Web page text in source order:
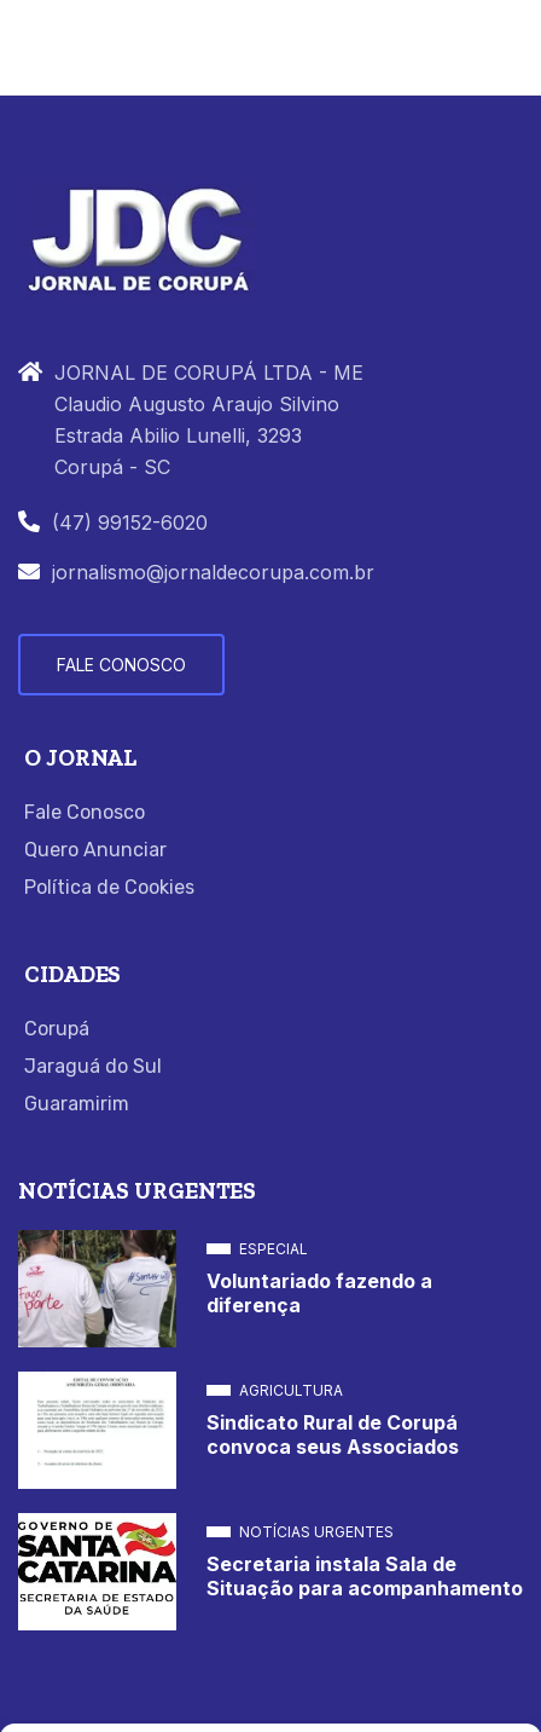
JORNAL DE CORUPÁ LTDA - ME
Claudio Augusto Araujo Silvino
Estrada Abilio Lunelli, 3293
Corupá - SC
(47) 99152-6020
jornalismo@jornaldecorupa.com.br
FALE CONOSCO
O JORNAL
Fale Conosco
Quero Anunciar
Política de Cookies
CIDADES
Corupá
Jaraguá do Sul
Guaramirim
NOTÍCIAS URGENTES
ESPECIAL
Voluntariado fazendo a
diferença
AGRICULTURA
Sindicato Rural de Corupá
convoca seus Associados
NOTÍCIAS URGENTES
Secretaria instala Sala de
Situação para acompanhamento